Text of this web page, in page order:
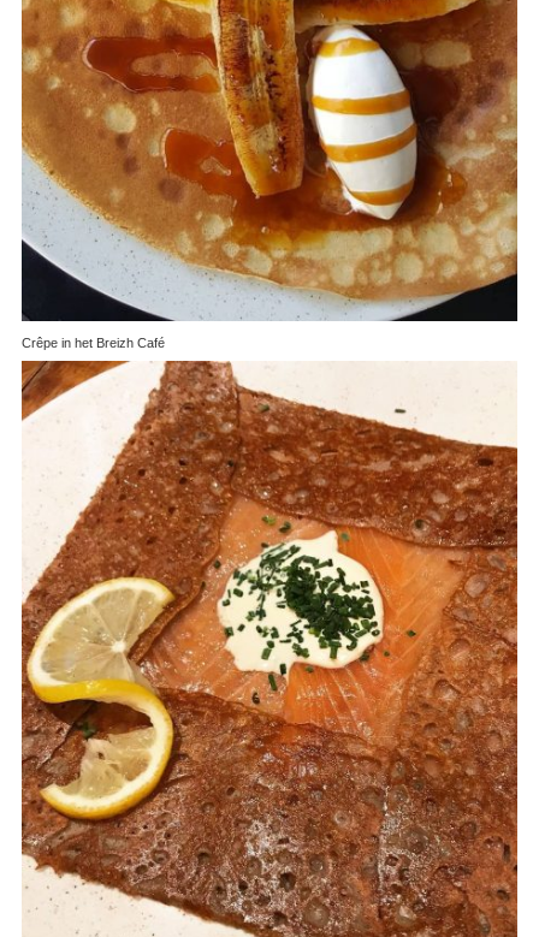
Crêpe in het Breizh Café